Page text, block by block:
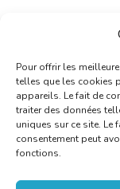
Pour offrir les
telles que les cookies
appareils. Le fait de
traiter des données
uniques sur ce site. Le
consentement peut
fonctions.